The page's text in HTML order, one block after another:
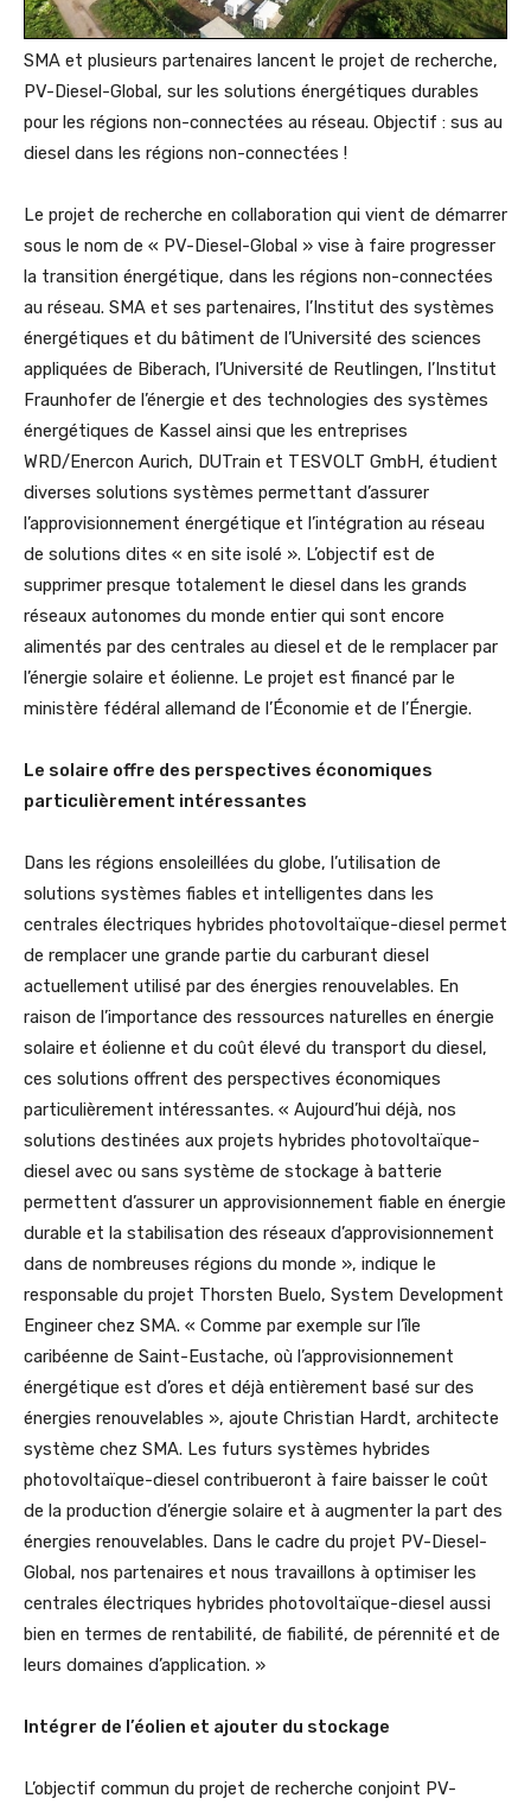
SMA et plusieurs partenaires lancent le projet de recherche,
PV-Diesel-Global, sur les solutions énergétiques durables
pour les régions non-connectées au réseau. Objectif : sus au
diesel dans les régions non-connectées !
Le projet de recherche en collaboration qui vient de démarrer
sous le nom de « PV-Diesel-Global » vise à faire progresser
la transition énergétique, dans les régions non-connectées
au réseau. SMA et ses partenaires, l’Institut des systèmes
énergétiques et du bâtiment de l’Université des sciences
appliquées de Biberach, l’Université de Reutlingen, l’Institut
Fraunhofer de l’énergie et des technologies des systèmes
énergétiques de Kassel ainsi que les entreprises
WRD/Enercon Aurich, DUTrain et TESVOLT GmbH, étudient
diverses solutions systèmes permettant d’assurer
l’approvisionnement énergétique et l’intégration au réseau
de solutions dites « en site isolé ». L’objectif est de
supprimer presque totalement le diesel dans les grands
réseaux autonomes du monde entier qui sont encore
alimentés par des centrales au diesel et de le remplacer par
l’énergie solaire et éolienne. Le projet est financé par le
ministère fédéral allemand de l’Économie et de l’Énergie.
Le solaire offre des perspectives économiques
particulièrement intéressantes
Dans les régions ensoleillées du globe, l’utilisation de
solutions systèmes fiables et intelligentes dans les
centrales électriques hybrides photovoltaïque-diesel permet
de remplacer une grande partie du carburant diesel
actuellement utilisé par des énergies renouvelables. En
raison de l’importance des ressources naturelles en énergie
solaire et éolienne et du coût élevé du transport du diesel,
ces solutions offrent des perspectives économiques
particulièrement intéressantes. « Aujourd’hui déjà, nos
solutions destinées aux projets hybrides photovoltaïque-
diesel avec ou sans système de stockage à batterie
permettent d’assurer un approvisionnement fiable en énergie
durable et la stabilisation des réseaux d’approvisionnement
dans de nombreuses régions du monde », indique le
responsable du projet Thorsten Buelo, System Development
Engineer chez SMA. « Comme par exemple sur l’île
caribéenne de Saint-Eustache, où l’approvisionnement
énergétique est d’ores et déjà entièrement basé sur des
énergies renouvelables », ajoute Christian Hardt, architecte
système chez SMA. Les futurs systèmes hybrides
photovoltaïque-diesel contribueront à faire baisser le coût
de la production d’énergie solaire et à augmenter la part des
énergies renouvelables. Dans le cadre du projet PV-Diesel-
Global, nos partenaires et nous travaillons à optimiser les
centrales électriques hybrides photovoltaïque-diesel aussi
bien en termes de rentabilité, de fiabilité, de pérennité et de
leurs domaines d’application. »
Intégrer de l’éolien et ajouter du stockage
L’objectif commun du projet de recherche conjoint PV-